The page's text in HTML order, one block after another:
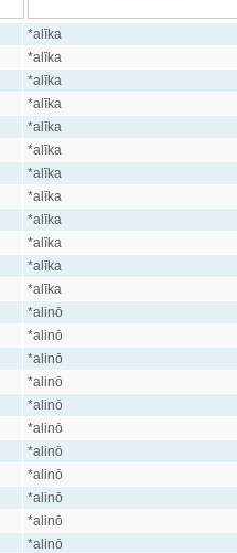
*alīka
*alīka
*alīka
*alīka
*alīka
*alīka
*alīka
*alīka
*alīka
*alīka
*alīka
*alīka
*alinō
*alinō
*alinō
*alinō
*alinō
*alinō
*alinō
*alinō
*alinō
*alinō
*alinō